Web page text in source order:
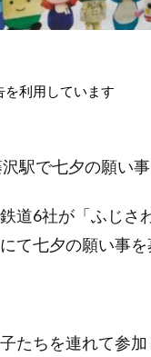
利用しています
駅で七夕の願い
道6社が「ふじさ
て七夕の願い事を
たちを連れて参